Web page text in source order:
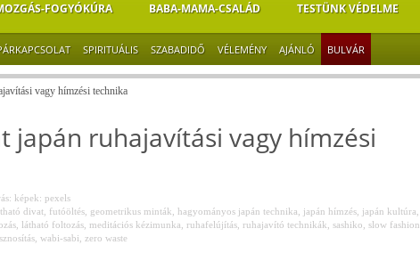
FOGYÓKÚRA BABA-MAMA-CSALÁD TESTÜNK VÉDELME
SPIRITUÁLIS SZABADIDŐ VÉLEMÉNY AJÁNLÓ BULVÁR
vagy hímzési technika
japán ruhajavítási vagy hímzési
képek: pexels
divat, futóöltés, geometrikus minták hagyományos japán technika japán hímzés, japán kultúra
, látható foltozás, meditációs kézimunka ruhafelújítás, ruhajavító technikák sashiko slow fashion
, wabi-sabi zero waste